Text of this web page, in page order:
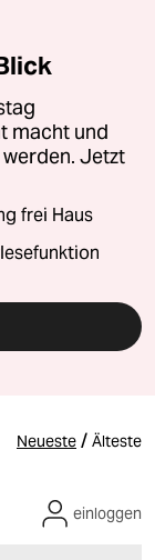
macht und
Jetzt
frei Haus
Neueste / Älteste
einloggen